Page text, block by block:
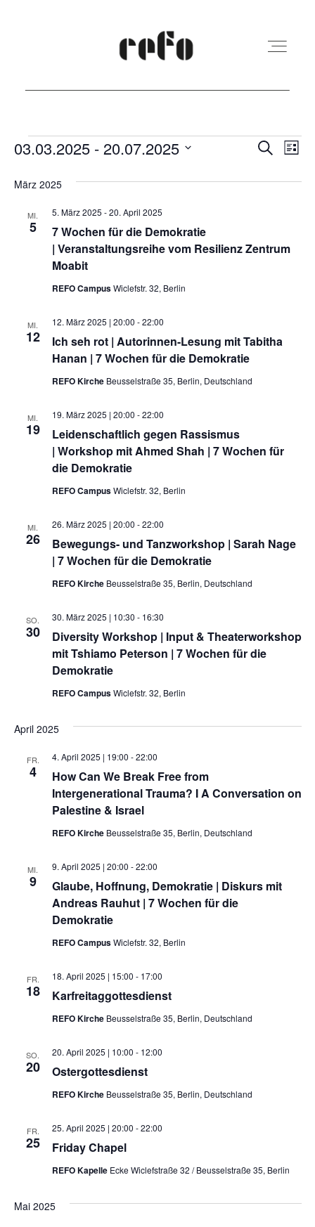
REFO Moabit
Terminkalender
Kita
Kontakt
Veranstaltungen SucheListe
03.03.2025 - 20.07.2025
wählen.
März 2025
MI.
5
7 Wochen für die Demokratie
| Veranstaltungsreihe vom Resilienz Zentrum
Moabit
5. März 2025 -20. April 2025
REFO CampusWiclefstr. 32, Berlin
MI.
12
Ich seh rot | Autorinnen-Lesung mit Tabitha
Hanan | 7 Wochen für die Demokratie
12. März 2025 | 20:00 -22:00
REFO Kirche Beusselstraße 35, Berlin, Deutschland
MI.
19
Leidenschaftlich gegen Rassismus
| Workshop mit Ahmed Shah | 7 Wochen für
die Demokratie
19. März 2025 | 20:00 -22:00
REFO CampusWiclefstr. 32, Berlin
MI.
26
Bewegungs- und Tanzworkshop | Sarah Nage
| 7 Wochen für die Demokratie
26. März 2025 | 20:00 -22:00
REFO Kirche Beusselstraße 35, Berlin, Deutschland
SO.
30
Diversity Workshop | Input & Theaterworkshop
mit Tshiamo Peterson | 7 Wochen für die
Demokratie
30. März 2025 | 10:30 - 16:30
REFO CampusWiclefstr. 32, Berlin
April 2025
FR.
4
How Can We Break Free from
Intergenerational Trauma? I A Conversation on
Palestine & Israel
4. April 2025 | 19:00 -22:00
REFO Kirche Beusselstraße 35, Berlin, Deutschland
MI.
9
Glaube, Hoffnung, Demokratie | Diskurs mit
Andreas Rauhut | 7 Wochen für die
Demokratie
9. April 2025 | 20:00 -22:00
REFO CampusWiclefstr. 32, Berlin
FR.
18 Karfreitaggottesdienst
18. April 2025 | 15:00 - 17:00
REFO Kirche Beusselstraße 35, Berlin, Deutschland
SO.
20 Ostergottesdienst
20. April 2025 | 10:00 - 12:00
REFO Kirche Beusselstraße 35, Berlin, Deutschland
FR.
25 Friday Chapel
25. April 2025 | 20:00 -22:00
REFO Kapelle Ecke Wiclefstraße 32 / Beusselstraße 35, Berlin
Mai 2025